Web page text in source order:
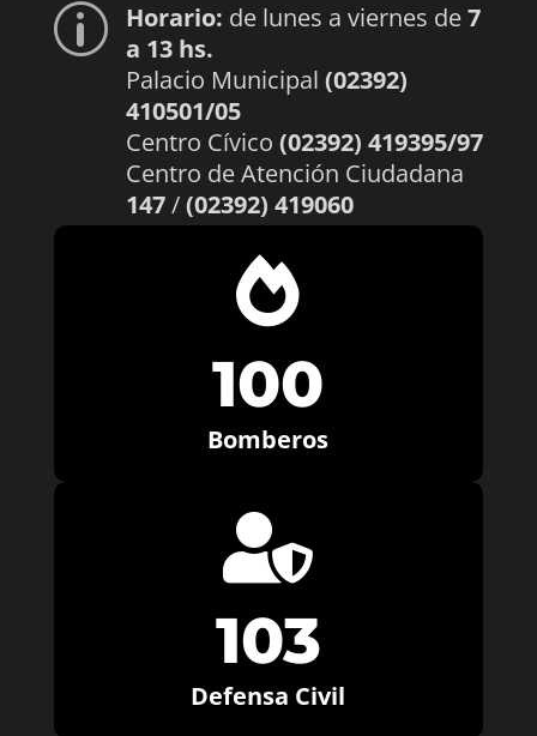
p Horario: de lunes a viernes de7
a 13 hs.
Palacio Municipal (02392)
410501/05
Centro Cívico (02392) 419395/97
Centro de Atención Ciudadana
147/(02392) 419060

100
Bomberos

103
Defensa Civil